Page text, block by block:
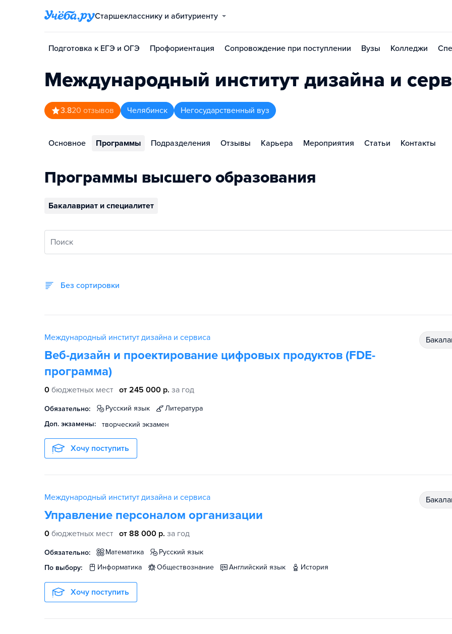
Старшекласснику и абитуриенту
Подготовка к ЕГЭ и ОГЭ Профориентация Сопровождение при поступлении Вузы Колледжи
Международный институт дизайна и
3.820 отзывов Челябинск Негосударственный вуз
Основное Программы Подразделения Отзывы Карьера Мероприятия Статьи Контакты
Программы высшего образования
Бакалавриат и специалитет
Поиск
Без сортировки
Международный институт дизайна и сервиса
Веб-дизайн и проектирование цифровых продуктов (FDE-
программа)
0 бюджетных мест от 245 000 р. за год
Обязательно: русский язык
литература
Доп. экзамены:
творческий экзамен
Хочу поступить
Международный институт дизайна и сервиса
Управление персоналом организации
0 бюджетных мест от 88 000 р. за год
Обязательно: математика
русский язык
По выбору:
информатика обществознание английский язык история
Хочу поступить